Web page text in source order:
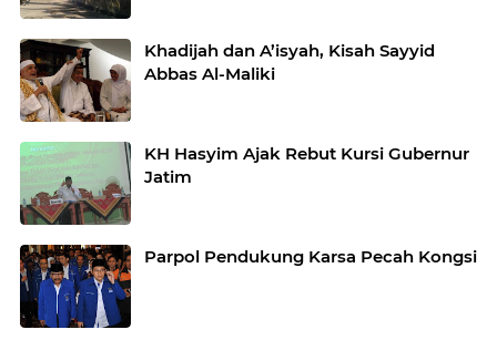
Khadijah dan A’isyah, Kisah Sayyid
Abbas Al-Maliki
KH Hasyim Ajak Rebut Kursi Gubernur
Jatim
Parpol Pendukung Karsa Pecah Kongsi